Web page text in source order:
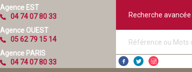
Agence EST
04 74 07 80 33
Agence OUEST
05 62 79 15 14
Agence PARIS
04 74 07 80 33
Recherche avancée